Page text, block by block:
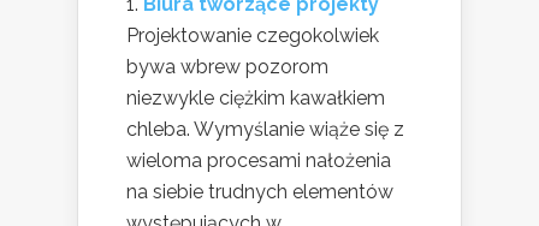
Projektowanie czegokolwiek
bywa wbrew pozorom
niezwykle ciężkim kawałkiem
chleba. Wymyślanie wiąże się z
wieloma procesami nałożenia
na siebie trudnych elementów